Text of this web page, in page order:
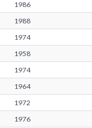
1986
1988
1974
1958
1974
1964
1972
1976